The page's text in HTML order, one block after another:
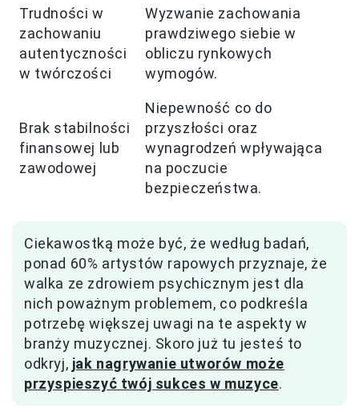
Trudności w
zachowaniu
autentyczności
w twórczości
Wyzwanie zachowania
prawdziwego siebie w
obliczu rynkowych
wymogów.
Brak stabilności
finansowej lub
zawodowej
Niepewność co do
przyszłości oraz
wynagrodzeń wpływająca
na poczucie
bezpieczeństwa.
Ciekawostką może być, że według badań,
ponad 60% artystów rapowych przyznaje, że
walka ze zdrowiem psychicznym jest dla
nich poważnym problemem, co podkreśla
potrzebę większej uwagi na te aspekty w
branży muzycznej. Skoro już tu jesteś to
odkryj, jak nagrywanie utworów może
przyspieszyć twój sukces w muzyce.